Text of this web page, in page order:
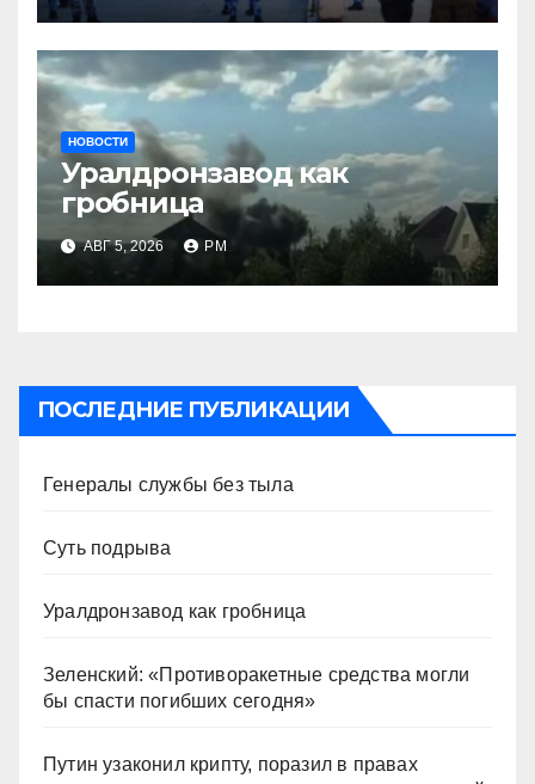
НОВОСТИ
Уралдронзавод как
гробница
АВГ 5, 2026 РМ
ПОСЛЕДНИЕ ПУБЛИКАЦИИ
Генералы службы без тыла
Суть подрыва
Уралдронзавод как гробница
Зеленский: «Противоракетные средства могли
бы спасти погибших сегодня»
Путин узаконил крипту, поразил в правах